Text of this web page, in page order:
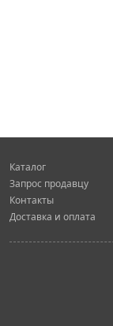
Каталог
Запрос продавцу
Контакты
Доставка и оплата